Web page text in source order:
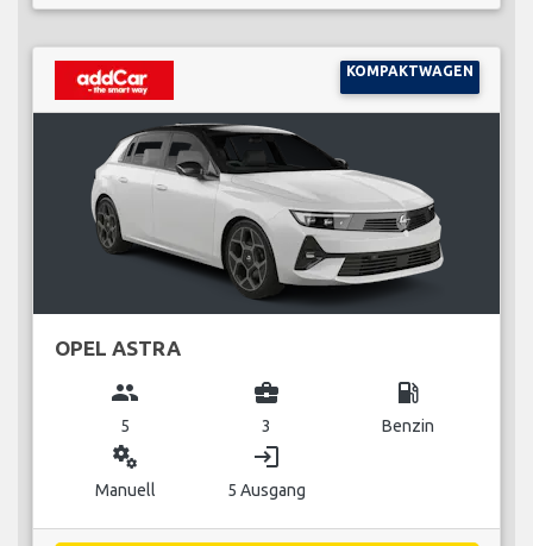
KOMPAKTWAGEN
OPEL ASTRA
group
5
business_center
3
local_gas_station
Benzin
miscellaneous_services
Manuell
login
5 Ausgang